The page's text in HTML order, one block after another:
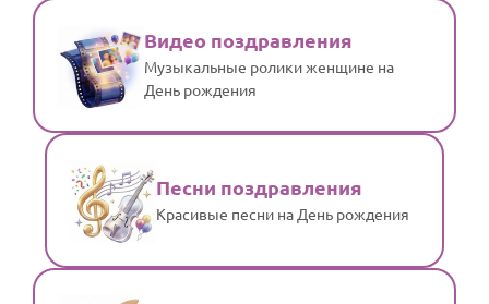
Видео поздравления
Музыкальные ролики женщине на
День рождения
Песни поздравления
Красивые песни на День рождения